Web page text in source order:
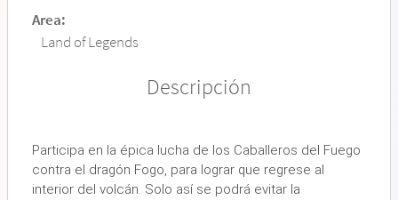
Area:
Land of Legends
Descripción
Participa en la épica lucha de los Caballeros del Fuego
contra el dragón Fogo, para lograr que regrese al
interior del volcán. Solo así se podrá evitar la